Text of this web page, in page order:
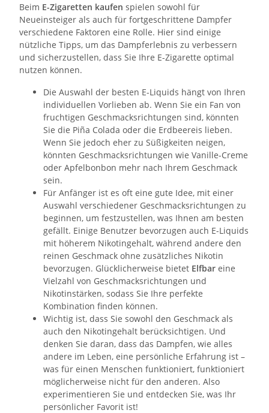
Beim E-Zigaretten kaufen spielen sowohl für
Neueinsteiger als auch für fortgeschrittene Dampfer
verschiedene Faktoren eine Rolle. Hier sind einige
nützliche Tipps, um das Dampferlebnis zu verbessern
und sicherzustellen, dass Sie Ihre E-Zigarette optimal
nutzen können.
Die Auswahl der besten E-Liquids hängt von Ihren
individuellen Vorlieben ab. Wenn Sie ein Fan von
fruchtigen Geschmacksrichtungen sind, könnten
Sie die Piña Colada oder die Erdbeereis lieben.
Wenn Sie jedoch eher zu Süßigkeiten neigen,
könnten Geschmacksrichtungen wie Vanille-Creme
oder Apfelbonbon mehr nach Ihrem Geschmack
sein.
Für Anfänger ist es oft eine gute Idee, mit einer
Auswahl verschiedener Geschmacksrichtungen zu
beginnen, um festzustellen, was Ihnen am besten
gefällt. Einige Benutzer bevorzugen auch E-Liquids
mit höherem Nikotingehalt, während andere den
reinen Geschmack ohne zusätzliches Nikotin
bevorzugen. Glücklicherweise bietet Elfbar eine
Vielzahl von Geschmacksrichtungen und
Nikotinstärken, sodass Sie Ihre perfekte
Kombination finden können.
Wichtig ist, dass Sie sowohl den Geschmack als
auch den Nikotingehalt berücksichtigen. Und
denken Sie daran, dass das Dampfen, wie alles
andere im Leben, eine persönliche Erfahrung ist –
was für einen Menschen funktioniert, funktioniert
möglicherweise nicht für den anderen. Also
experimentieren Sie und entdecken Sie, was Ihr
persönlicher Favorit ist!